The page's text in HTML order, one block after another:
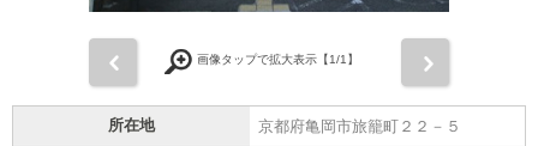
画像タップで拡大表示【1/1】
所在地 京都府亀岡市旅籠町２２－５